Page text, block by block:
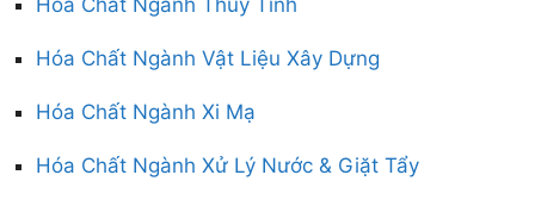
Hóa Chất Ngành Thủy Tinh
Hóa Chất Ngành Vật Liệu Xây Dựng
Hóa Chất Ngành Xi Mạ
Hóa Chất Ngành Xử Lý Nước & Giặt Tẩy